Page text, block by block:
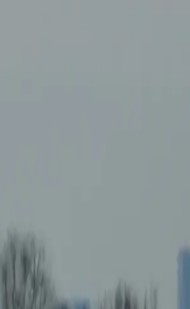
à la gestion, nous